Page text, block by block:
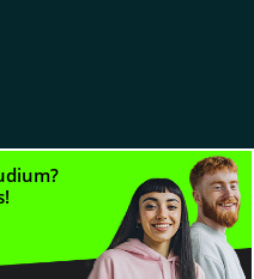
Nutzungsbedingungen